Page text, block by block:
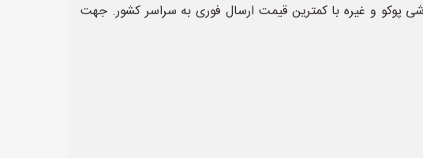
هوآوی،گوشی پوکو و غیره با کمترین قیمت ارسال فوری به سراسر کشور. جهت